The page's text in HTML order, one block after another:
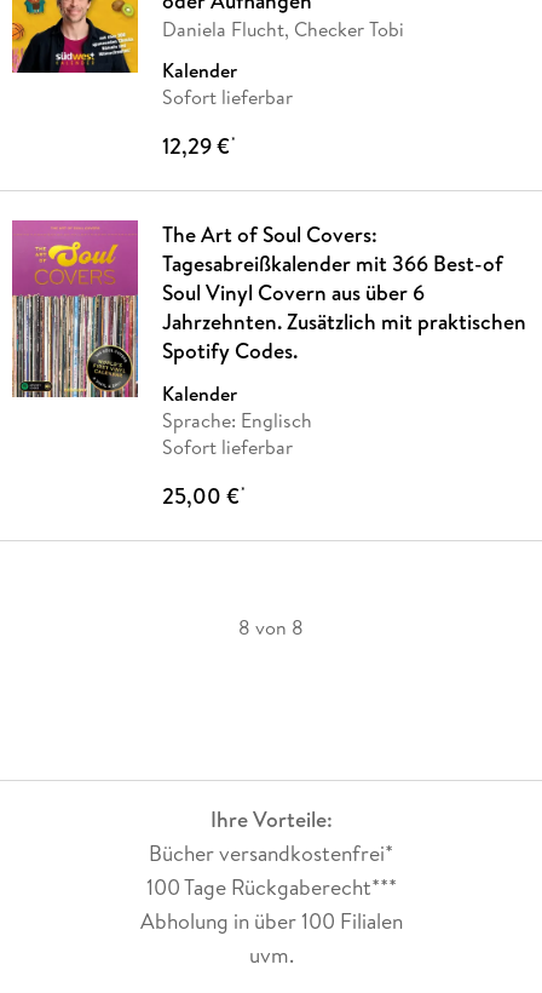
Daniela Flucht, Checker Tobi
Kalender
Sofort lieferbar
12,29 €*
The Art of Soul Covers:
Tagesabreißkalender mit 366 Best-of
Soul Vinyl Covern aus über 6
Jahrzehnten. Zusätzlich mit praktischen
Spotify Codes.
Kalender
Sprache: Englisch
Sofort lieferbar
25,00 €*
8 von 8
Ihre Vorteile:
Bücher versandkostenfrei*
100 Tage Rückgaberecht***
Abholung in über 100 Filialen
uvm.